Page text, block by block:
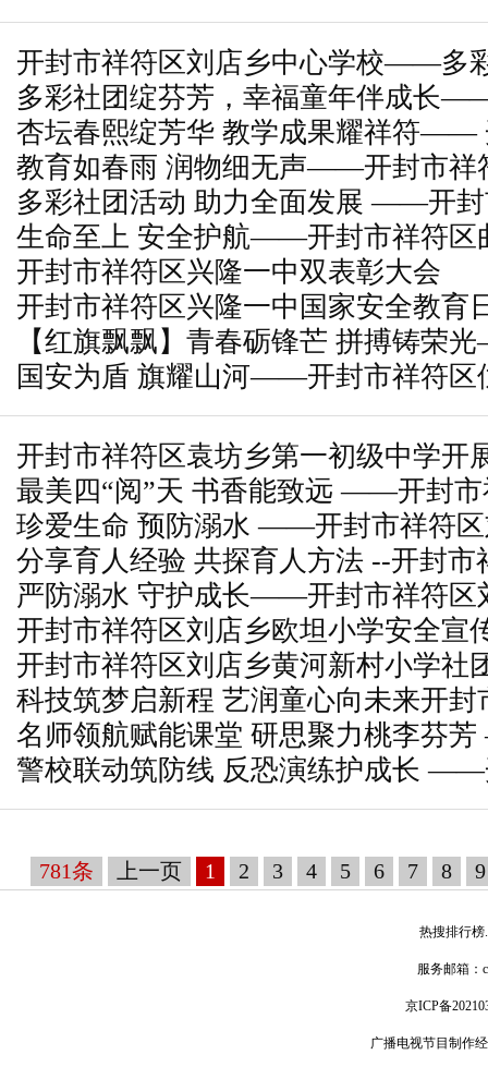
育教学成果展掠影
开封市祥符区刘店乡中心学校——多
多彩社团绽芬芳，幸福童年伴成长
店中心小学社团活动风采展
杏坛春熙绽芳华 教学成果耀祥符——
小学亮相全区教育教学成果推广会
教育如春雨 润物细无声——开封市祥
教师风采展示
多彩社团活动 助力全面发展 ——开
头小学社团活动
生命至上 安全护航——开封市祥符区
命安全教育大会
开封市祥符区兴隆一中双表彰大会
开封市祥符区兴隆一中国家安全教育
【红旗飘飘】青春砺锋芒 拼搏铸荣
实验中学主题升旗仪式
国安为盾 旗耀山河——开封市祥符区
4·15国家安全教育日主题活动
开封市祥符区袁坊乡第一初级中学开
活动
最美四“阅”天 书香能致远 ——开封市
小学”世界读书日;主题活动
珍爱生命 预防溺水 ——开封市祥符区
全教育家长会
分享育人经验 共探育人方法 --开封市
初级中学班主任经验交流会
严防溺水 守护成长——开封市祥符区
学防溺水主题家长会圆满召开
开封市祥符区刘店乡欧坦小学安全宣
开封市祥符区刘店乡黄河新村小学社
科技筑梦启新程 艺润童心向未来开
小学首届科技文化艺术节取得圆满成
名师领航赋能课堂 研思聚力桃李芬
君小学语文工作室送研送教活动走进
警校联动筑防线 反恐演练护成长 ——
乡米祥小学与袁坊乡派出所联合开展
781条 上一页 1 2 3 4 5 6 7 8 9
热搜排行榜
服务邮箱：
京ICP备
广播电视节目制作